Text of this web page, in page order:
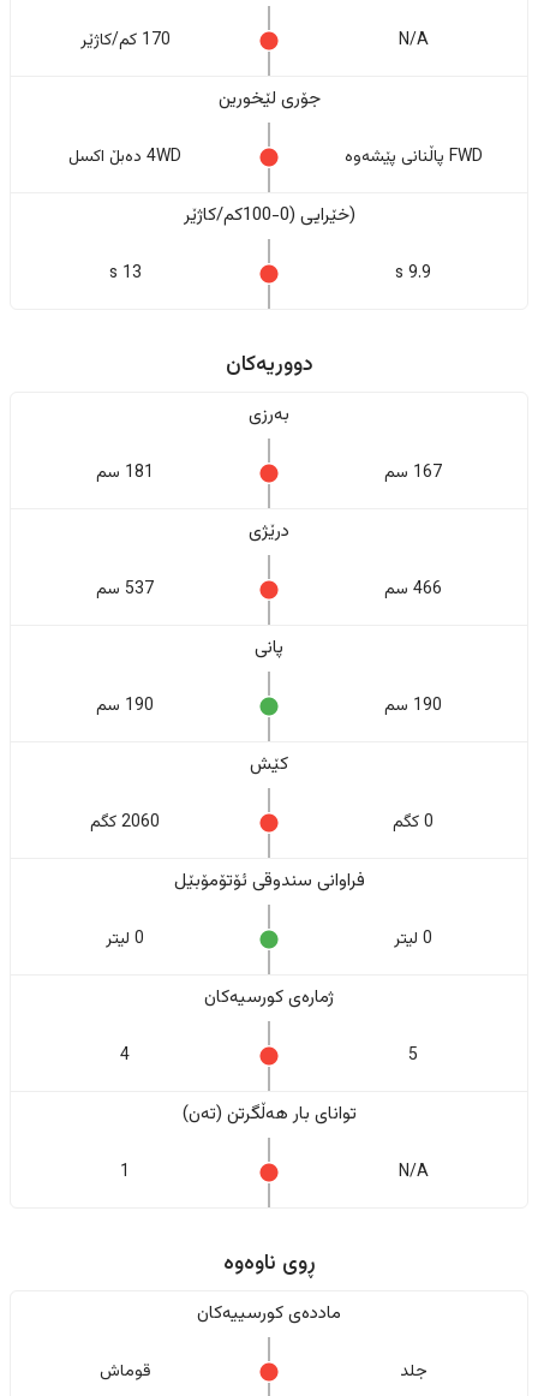
N/A 170 کم/کاژێر
جۆری لێخورین
FWD پاڵنانی پێشەوە 4WD دەبڵ اکسل
(خێرایی (0-100کم/کاژێر
9.9 s
13 s
دووریەکان
بەرزی
167 سم 181 سم
درێژی
466 سم 537 سم
پانی
190 سم 190 سم
کێش
0 کگم 2060 کگم
فراوانی سندوقی ئۆتۆمۆبێل
0 لیتر 0 لیتر
ژمارەی کورسیەکان
5
4
تواناى بار هەڵگرتن (تەن)
N/A
1
ڕوی ناوەوە
ماددەی کورسییەکان
جلد قوماش